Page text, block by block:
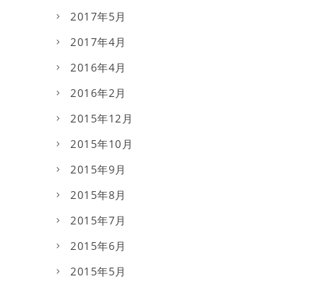
2017年5月
2017年4月
2016年4月
2016年2月
2015年12月
2015年10月
2015年9月
2015年8月
2015年7月
2015年6月
2015年5月